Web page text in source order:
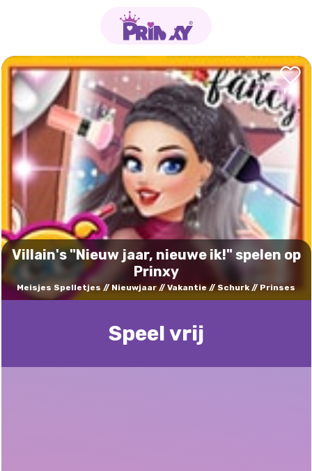
Villain's "Nieuw jaar, nieuwe ik!" spelen op
Prinxy
Meisjes Spelletjes Nieuwjaar Vakantie Schurk Prinses
Speel vrij